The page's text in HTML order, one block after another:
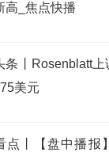
高_焦点快播
条丨Rosenblatt
美元
点丨【盘中播报